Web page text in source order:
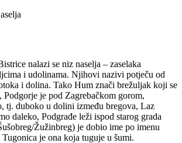
nalazi se niz naselja – zaselaka
i udolinama. Njihovi nazivi potječu od
i dolina. Tako Hum znači brežuljak koji se
je pod Zagrebačkom gorom,
tj. duboko u dolini između bregova, Laz
daleko, Podgrađe leži ispod starog grada
Žužinbreg) je dobio ime po imenu
je ona koja tuguje u šumi.